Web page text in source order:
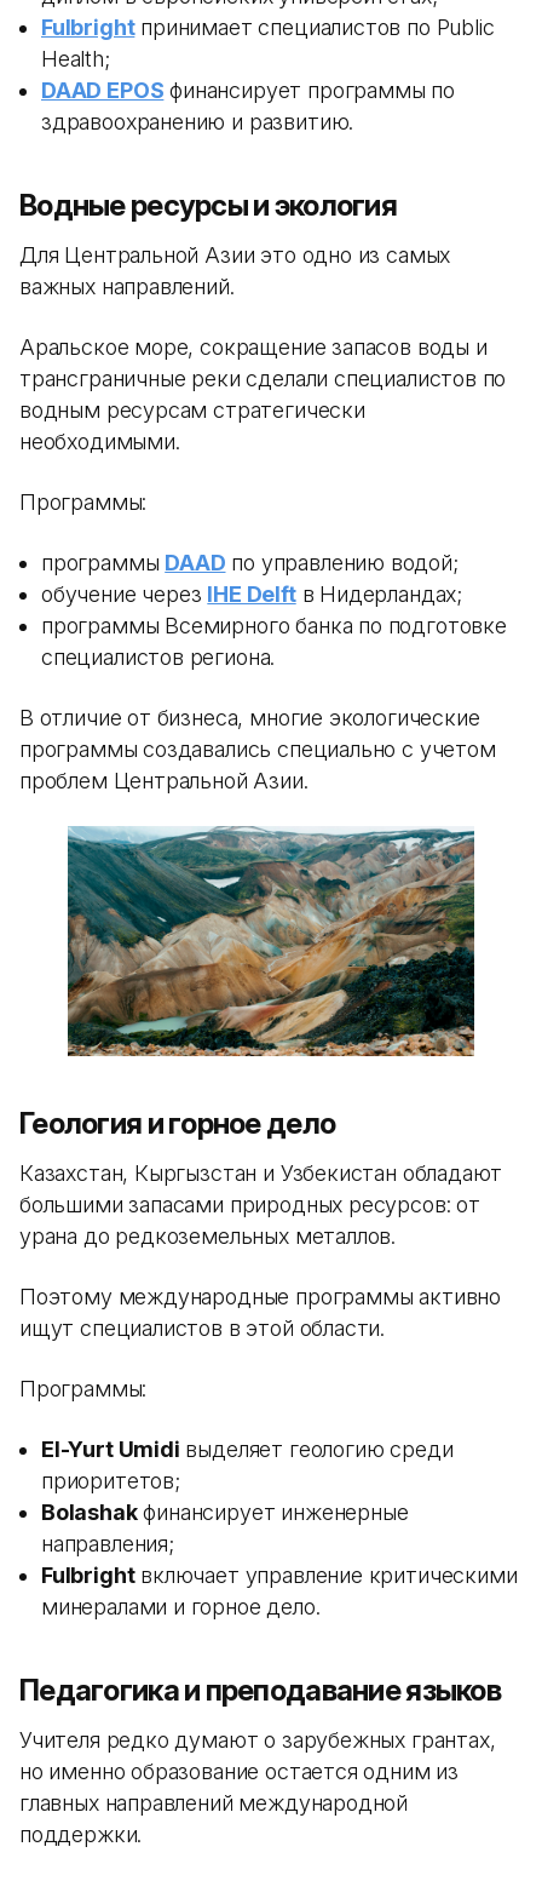
Fulbrightпринимает специалистов по Public
Health;
DAAD EPOS финансирует программы по
здравоохранению и развитию.
Водные ресурсы и экология
Для Центральной Азии это одно из самых
важных направлений.
Аральское море, сокращение запасов воды и
трансграничные реки сделали специалистов по
водным ресурсам стратегически
необходимыми.
Программы:
программы DAAD по управлению водой;
обучение через IHE Delftв Нидерландах;
программы Всемирного банка по подготовке
специалистов региона.
В отличие от бизнеса, многие экологические
программы создавались специально с учетом
проблем Центральной Азии.
Геология и горное дело
Казахстан, Кыргызстан и Узбекистан обладают
большими запасами природных ресурсов: от
урана до редкоземельных металлов.
Поэтому международные программы активно
ищут специалистов в этой области.
Программы:
El-Yurt Umidi выделяет геологию среди
приоритетов;
Bolashakфинансирует инженерные
направления;
Fulbrightвключает управление критическими
минералами и горное дело.
Педагогика и преподавание языков
Учителя редко думают о зарубежных грантах,
но именно образование остается одним из
главных направлений международной
поддержки.